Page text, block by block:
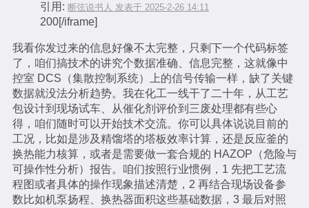
引用: 断弦说书人 发表于 2025-2-26 14:11
200[/iframe]
我看你发过来的信息好像不太完整，只剩下一个代码标签
了，咱们搞技术的讲究个数据准确、信息完整，这就像中
控室 DCS（集散控制系统）上的信号传输一样，缺了关键
数据就没法分析趋势。我在化工一线干了二十年，从工艺
包设计到现场试车、从催化剂评价到三废处理都有些心
得，咱们随时可以开始技术交流。你可以具体说说目前的
工况，比如是涉及精馏塔的塔板效率计算，还是反应釜的
换热能力核算，或者是需要做一套合规的 HAZOP（危险与
可操作性分析）报告。咱们按照行业惯例，1 先把工艺流
程图或者具体的操作现象描述清楚，2 再结合现场设备参
数比如机泵扬程、换热器面积这些基础数据，3 最后对照